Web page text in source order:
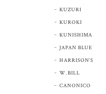
KUZURI
KUROKI
KUNISHIMA
JAPAN BLUE
HARRISON’S
W.BILL
CANONICO